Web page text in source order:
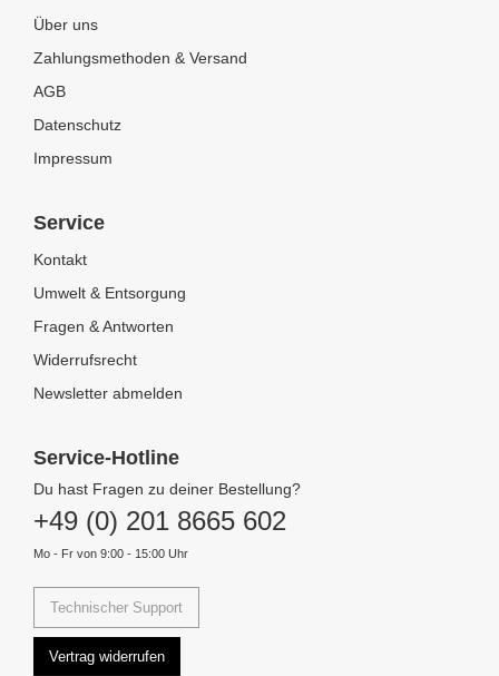
Über uns
Zahlungsmethoden & Versand
AGB
Datenschutz
Impressum
Service
Kontakt
Umwelt & Entsorgung
Fragen & Antworten
Widerrufsrecht
Newsletter abmelden
Service-Hotline
Du hast Fragen zu deiner Bestellung?
+49 (0) 201 8665 602
Mo - Fr von 9:00 - 15:00 Uhr
Technischer Support
Vertrag widerrufen